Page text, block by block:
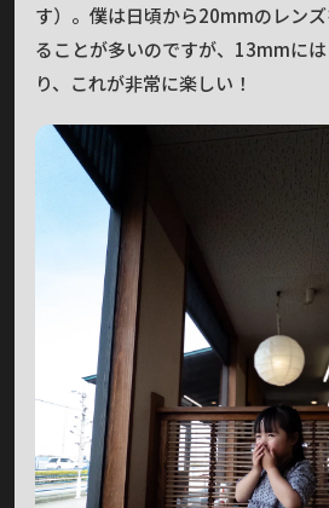
す）。僕は日頃から20mmのレン
ることが多いのですが、13mmに
り、これが非常に楽しい！